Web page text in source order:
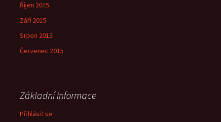
Říjen 2015
Září 2015
Srpen 2015
Červenec 2015
Základní informace
Přihlásit se